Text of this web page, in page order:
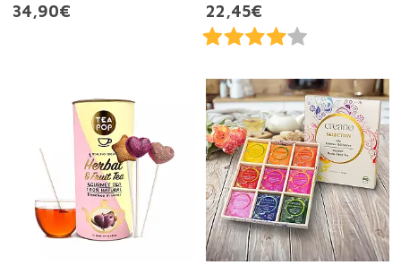
34,90€
22,45€